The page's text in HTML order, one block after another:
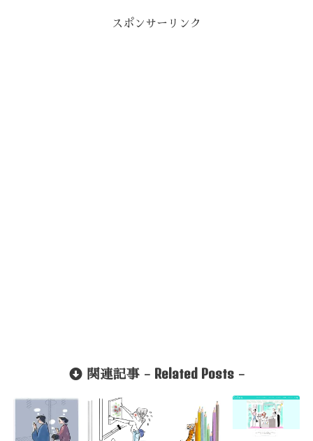
スポンサーリンク
関連記事 - Related Posts-